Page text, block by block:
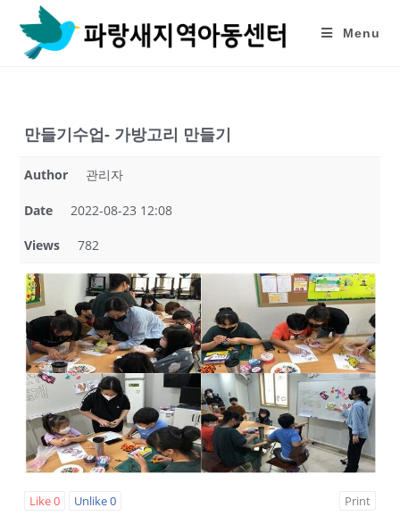
content
Menu
만들기수업- 가방고리 만들기
Author 관리자
Date 2022-08-23 12:08
Views 782
Like0 Unlike0 Print